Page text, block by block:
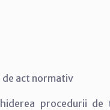
act normativ
procedurii de